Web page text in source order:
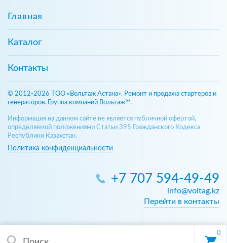
0
Главная
Каталог
Контакты
© 2012-2026 ТОО «Вольтаж Астана». Ремонт и продажа стартеров и
генераторов. Группа компаний Вольтаж™.
Информация на данном сайте не является публичной офертой,
определяемой положениями Статьи 395 Гражданского Кодекса
Республики Казахстан.
Политика конфиденциальности
+7 707 594-49-49
info@voltag.kz
Перейти в контакты